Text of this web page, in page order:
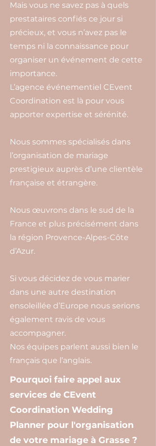
Mais vous ne savez pas à quels
prestataires confiés ce jour si
précieux, et vous n’avez pas le
temps ni la connaissance pour
organiser un événement de cette
importance.
L’agence événementiel CEvent
Coordination est là pour vous
apporter expertise et sérénité.
Nous sommes spécialisés dans
l’organisation de mariage
prestigieux auprès d’une clientèle
française et étrangère.
Nous œuvrons dans le sud de la
France et plus précisément dans
la région Provence-Alpes-Côte
d’Azur.
Si vous décidez de vous marier
dans une autre destination
ensoleillée d’Europe nous serions
également ravis de vous
accompagner.
Nos équipes parlent aussi bien le
français que l’anglais.
Pourquoi faire appel aux
services de CEvent
Coordination Wedding
Planner pour l'organisation
de votre mariage à Grasse ?